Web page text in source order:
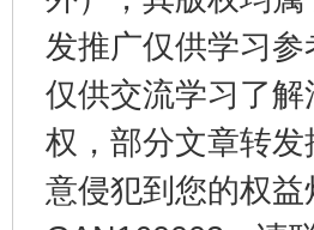
发推广仅供学习
仅供交流学习了
权，部分文章转
意侵犯到您的权
东山县通报“牛蛙产品抗生素超标